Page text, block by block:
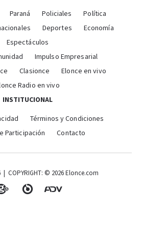
Paraná Policiales
Política
Deportes
Economía
Espectáculos
Impulso Empresarial
Clasionce
Elonce en vivo
Radio en vivo
INSTITUCIONAL
Términos y Condiciones
Participación
Contacto
| COPYRIGHT: © 2026 Elonce.com